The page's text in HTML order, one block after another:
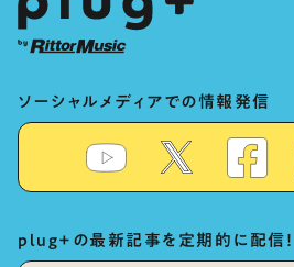
ソーシャルメディアでの情報発信
plug+の最新記事を定期的に配信！